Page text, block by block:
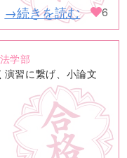
→続きを読む 6
法学部
習に繋げ、小論文